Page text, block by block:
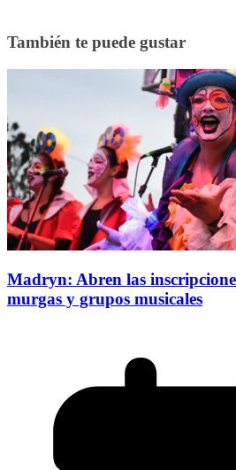
También te puede gustar
Madryn: Abren las
murgas y grupos musicales